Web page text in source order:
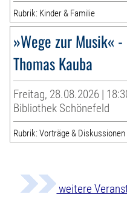
Rubrik: Kinder & Familie
»Wege zur Musik«
Thomas Kauba
Freitag, 28.08.2026 |
Bibliothek Schönefeld
Rubrik: Vorträge & Diskussionen
weitere